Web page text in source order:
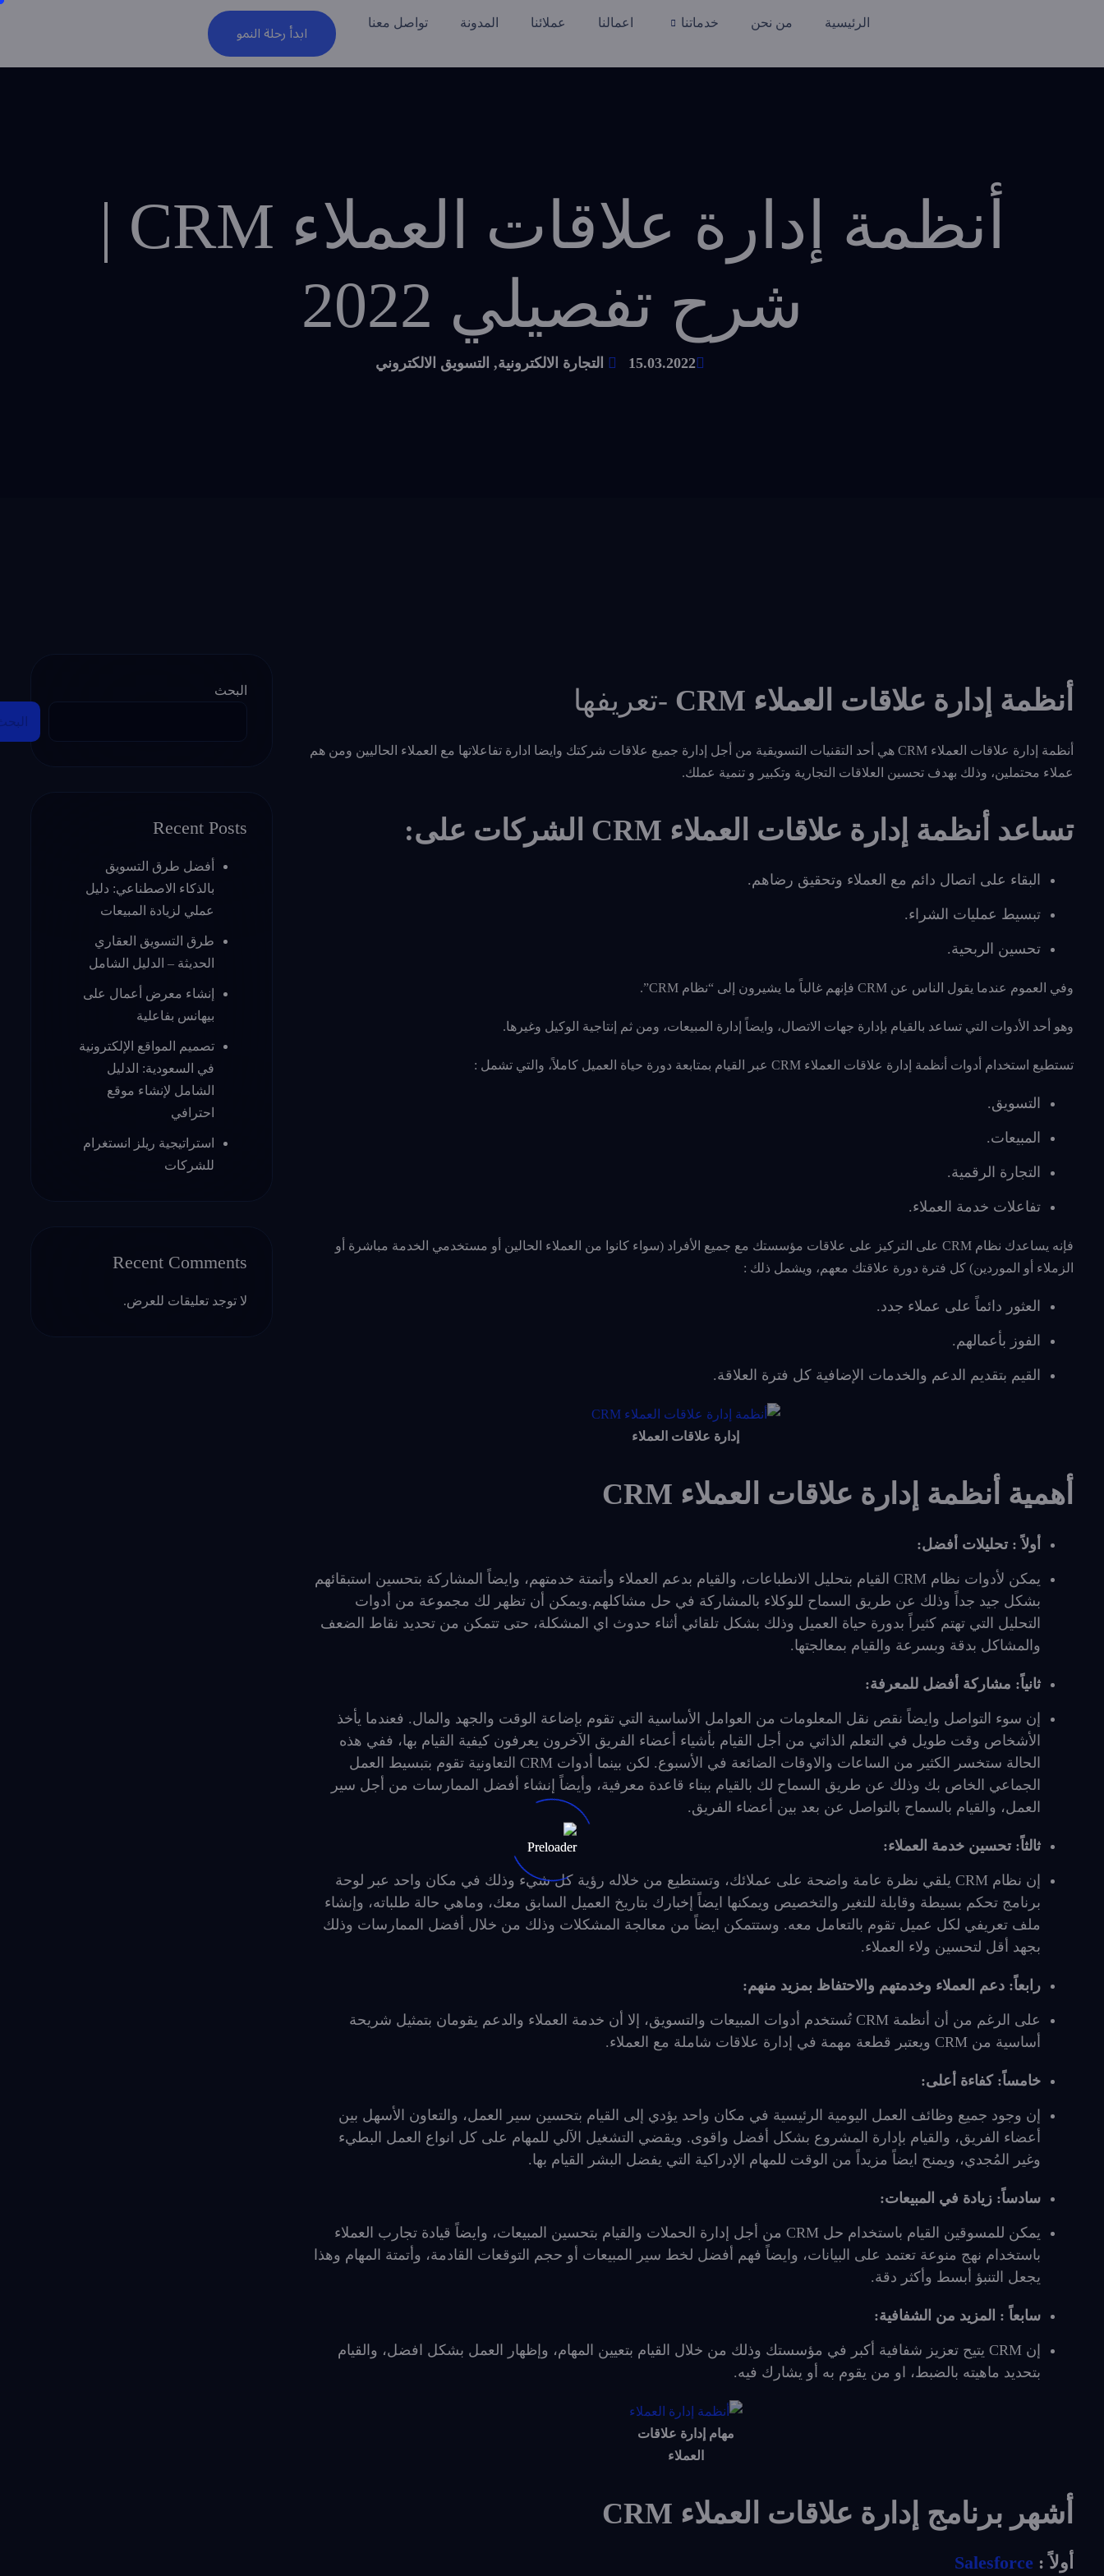
الرئيسية من نحن خدماتنا اعمالنا عملائنا المدونة تواصل معنا ابدأ رحلة النمو
أنظمة إدارة علاقات العملاء CRM |
شرح تفصيلي 2022
15.03.2022 التجارة الالكترونية, التسويق الالكتروني
أنظمة إدارة علاقات العملاء CRM -تعريفها
أنظمة إدارة علاقات العملاء CRM هي أحد التقنيات التسويقية من أجل إدارة جميع علاقات شركتك وايضا ادارة تفاعلاتها مع العملاء الحاليين ومن هم
عملاء محتملين، وذلك بهدف تحسين العلاقات التجارية وتكبير و تنمية عملك.
تساعد أنظمة إدارة علاقات العملاء CRM الشركات على:
البقاء على اتصال دائم مع العملاء وتحقيق رضاهم.
تبسيط عمليات الشراء.
تحسين الربحية.
وفي العموم عندما يقول الناس عن CRM فإنهم غالباً ما يشيرون إلى “نظام CRM”.
وهو أحد الأدوات التي تساعد بالقيام بإدارة جهات الاتصال، وايضاً إدارة المبيعات، ومن ثم إنتاجية الوكيل وغيرها.
تستطيع استخدام أدوات أنظمة إدارة علاقات العملاء CRM عبر القيام بمتابعة دورة حياة العميل كاملاً، والتي تشمل :
التسويق.
المبيعات.
التجارة الرقمية.
تفاعلات خدمة العملاء.
فإنه يساعدك نظام CRM على التركيز على علاقات مؤسستك مع جميع الأفراد (سواء كانوا من العملاء الحالين أو مستخدمي الخدمة مباشرة أو
الزملاء أو الموردين) كل فترة دورة علاقتك معهم، ويشمل ذلك :
العثور دائماً على عملاء جدد.
الفوز بأعمالهم.
القيم بتقديم الدعم والخدمات الإضافية كل فترة العلاقة.
إدارة علاقات العملاء
أهمية أنظمة إدارة علاقات العملاء CRM
أولاً : تحليلات أفضل:
يمكن لأدوات نظام CRM القيام بتحليل الانطباعات، والقيام بدعم العملاء وأتمتة خدمتهم، وايضاً المشاركة بتحسين استبقائهم
بشكل جيد جداً وذلك عن طريق السماح للوكلاء بالمشاركة في حل مشاكلهم.ويمكن أن تظهر لك مجموعة من أدوات
التحليل التي تهتم كثيراً بدورة حياة العميل وذلك بشكل تلقائي أثناء حدوث اي المشكلة، حتى تتمكن من تحديد نقاط الضعف
والمشاكل بدقة وبسرعة والقيام بمعالجتها.
ثانياً: مشاركة أفضل للمعرفة:
إن سوء التواصل وايضاً نقص نقل المعلومات من العوامل الأساسية التي تقوم بإضاعة الوقت والجهد والمال. فعندما يأخذ
الأشخاص وقت طويل في التعلم الذاتي من أجل القيام بأشياء أعضاء الفريق الآخرون يعرفون كيفية القيام بها، ففي هذه
الحالة ستخسر الكثير من الساعات والاوقات الضائعة في الأسبوع. لكن بينما أدوات CRM التعاونية تقوم بتبسيط العمل
الجماعي الخاص بك وذلك عن طريق السماح لك بالقيام ببناء قاعدة معرفية، وأيضاً إنشاء أفضل الممارسات من أجل سير
العمل، والقيام بالسماح بالتواصل عن بعد بين أعضاء الفريق.
ثالثاً: تحسين خدمة العملاء:
إن نظام CRM يلقي نظرة عامة واضحة على عملائك، وتستطيع من خلاله رؤية كل شيء وذلك في مكان واحد عبر لوحة
برنامج تحكم بسيطة وقابلة للتغير والتخصيص ويمكنها ايضاً إخبارك بتاريخ العميل السابق معك، وماهي حالة طلباته، وإنشاء
ملف تعريفي لكل عميل تقوم بالتعامل معه. وستتمكن ايضاً من معالجة المشكلات وذلك من خلال أفضل الممارسات وذلك
بجهد أقل لتحسين ولاء العملاء.
رابعاً: دعم العملاء وخدمتهم والاحتفاظ بمزيد منهم:
على الرغم من أن أنظمة CRM تُستخدم أدوات المبيعات والتسويق، إلا أن خدمة العملاء والدعم يقومان بتمثيل شريحة
أساسية من CRM ويعتبر قطعة مهمة في إدارة علاقات شاملة مع العملاء.
خامساً: كفاءة أعلى:
إن وجود جميع وظائف العمل اليومية الرئيسية في مكان واحد يؤدي إلى القيام بتحسين سير العمل، والتعاون الأسهل بين
أعضاء الفريق، والقيام بإدارة المشروع بشكل أفضل واقوى. ويقضي التشغيل الآلي للمهام على كل انواع العمل البطيء
وغير المُجدي، ويمنح ايضاً مزيداً من الوقت للمهام الإدراكية التي يفضل البشر القيام بها.
سادساً: زيادة في المبيعات:
يمكن للمسوقين القيام باستخدام حل CRM من أجل إدارة الحملات والقيام بتحسين المبيعات، وايضاً قيادة تجارب العملاء
باستخدام نهج منوعة تعتمد على البيانات، وايضاً فهم أفضل لخط سير المبيعات أو حجم التوقعات القادمة، وأتمتة المهام وهذا
يجعل التنبؤ أبسط وأكثر دقة.
سابعاً : المزيد من الشفافية:
إن CRM يتيح تعزيز شفافية أكبر في مؤسستك وذلك من خلال القيام بتعيين المهام، وإظهار العمل بشكل افضل، والقيام
بتحديد ماهيته بالضبط، او من يقوم به أو يشارك فيه.
مهام إدارة علاقات
العملاء
أشهر برنامج إدارة علاقات العملاء CRM
أولاً : Salesforce
البحث
Recent Posts
أفضل طرق التسويق
بالذكاء الاصطناعي: دليل
عملي لزيادة المبيعات
طرق التسويق العقاري
الحديثة – الدليل الشامل
إنشاء معرض أعمال على
بيهانس بفاعلية
تصميم المواقع الإلكترونية
في السعودية: الدليل
الشامل لإنشاء موقع
احترافي
استراتيجية ريلز انستغرام
للشركات
Recent Comments
لا توجد تعليقات للعرض.